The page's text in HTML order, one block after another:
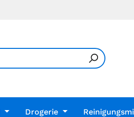
Drogerie